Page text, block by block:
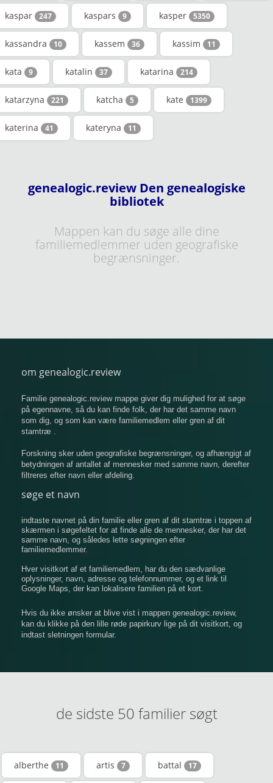
kaspar 247 kaspars 9 kasper 5350
kassandra 10 kassem 36 kassim 11
kata 9 katalin 37 katarina 214
katarzyna 221 katcha 5 kate 1399
katerina 41 kateryna 11
genealogic.review Den genealogiske
bibliotek
Mappen kan du søge alle dine
familiemedlemmer uden geografiske
begrænsninger.
om genealogic.review
Familie genealogic.review mappe giver dig mulighed for at søge
på egennavne, så du kan finde folk, der har det samme navn
som dig, og som kan være familiemedlem eller gren af ​​dit
stamtræ .
Forskning sker uden geografiske begrænsninger, og afhængigt af
betydningen af ​​antallet af mennesker med samme navn, derefter
filtreres efter navn eller afdeling.
søge et navn
indtaste navnet på din familie eller gren af ​​dit stamtræ i toppen af
​​skærmen i søgefeltet for at finde alle de mennesker, der har det
samme navn, og således lette søgningen efter
familiemedlemmer.
Hver visitkort af et familiemedlem, har du den sædvanlige
oplysninger, navn, adresse og telefonnummer, og et link til
Google Maps, der kan lokalisere familien på et kort.
Hvis du ikke ønsker at blive vist i mappen genealogic.review,
kan du klikke på den lille røde papirkurv lige på dit visitkort, og
indtast sletningen formular.
de sidste 50 familier søgt
alberthe 11 artis 7 battal 17